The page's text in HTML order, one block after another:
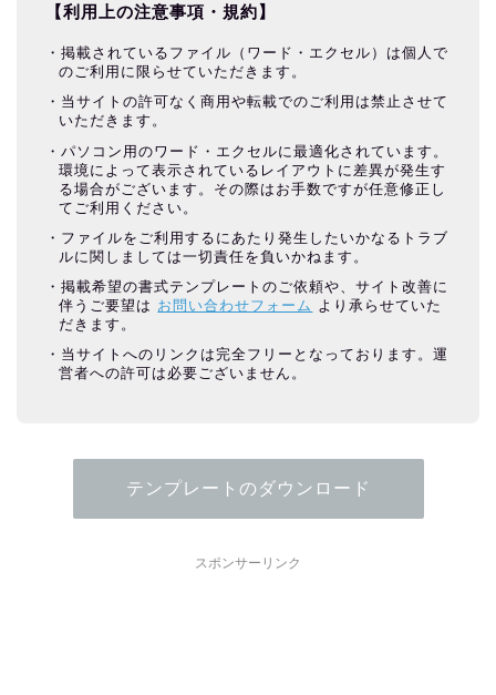
【利用上の注意事項・規約】
掲載されているファイル（ワード・エクセル）は個人で
のご利用に限らせていただきます。
当サイトの許可なく商用や転載でのご利用は禁止させて
いただきます。
パソコン用のワード・エクセルに最適化されています。
環境によって表示されているレイアウトに差異が発生す
る場合がございます。その際はお手数ですが任意修正し
てご利用ください。
ファイルをご利用するにあたり発生したいかなるトラブ
ルに関しましては一切責任を負いかねます。
掲載希望の書式テンプレートのご依頼や、サイト改善に
伴うご要望は お問い合わせフォーム より承らせていた
だきます。
当サイトへのリンクは完全フリーとなっております。運
営者への許可は必要ございません。
テンプレートのダウンロード
スポンサーリンク